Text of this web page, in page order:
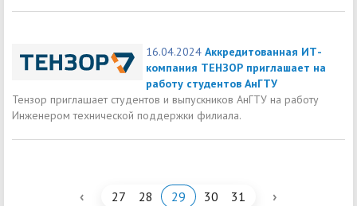
16.04.2024 Аккредитованная ИТ-
компания ТЕНЗОР приглашает на
работу студентов АнГТУ
Тензор приглашает студентов и выпускников АнГТУ на работу
Инженером технической поддержки филиала.
‹ 27 28 29 30 31 ›